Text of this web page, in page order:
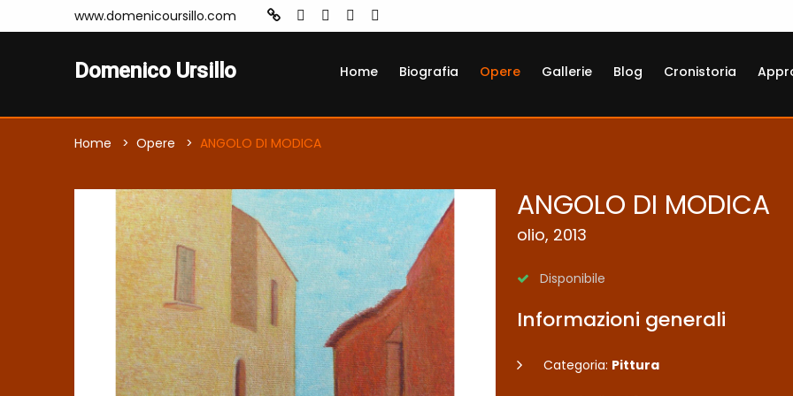
www.domenicoursillo.com
Domenico Ursillo Home Biografia Opere Gallerie Blog Cronistoria
Home Opere ANGOLO DI MODICA
ANGOLO DI MODICA
olio, 2013
Disponibile
Informazioni generali
Categoria: Pittura